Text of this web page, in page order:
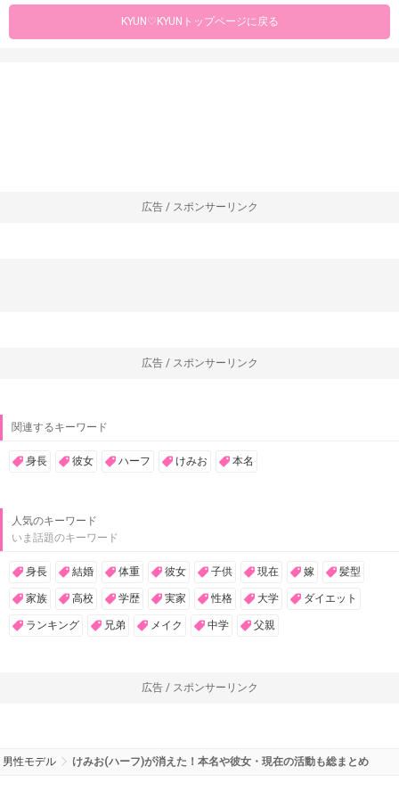
KYUN♡KYUNトップページに戻る
広告 / スポンサーリンク
広告 / スポンサーリンク
関連するキーワード
身長 彼女 ハーフ けみお 本名
人気のキーワード
いま話題のキーワード
身長 結婚 体重 彼女 子供 現在 嫁 髪型
家族 高校 学歴 実家 性格 大学 ダイエット
ランキング 兄弟 メイク 中学 父親
広告 / スポンサーリンク
男性モデル けみお(ハーフ)が消えた！本名や彼女・現在の活動も総まとめ